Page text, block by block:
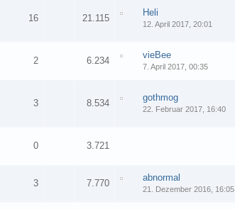
16 21.115
Heli
12. April 2017, 20:01
2 6.234
vieBee
7. April 2017, 00:35
3 8.534
gothmog
22. Februar 2017, 16:40
0 3.721
3 7.770
abnormal
21. Dezember 2016, 16:05